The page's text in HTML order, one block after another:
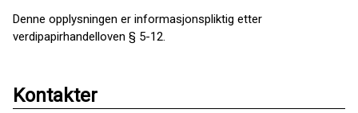
Denne opplysningen er informasjonspliktig etter
verdipapirhandelloven § 5-12.
Kontakter